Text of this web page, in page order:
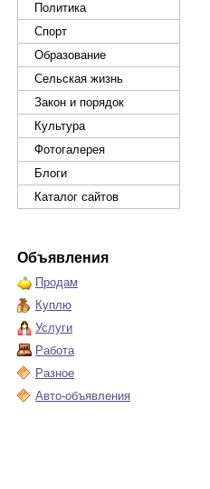
Политика
Спорт
Образование
Сельская жизнь
Закон и порядок
Культура
Фотогалерея
Блоги
Каталог сайтов
Объявления
Продам
Куплю
Услуги
Работа
Разное
Авто-объявления